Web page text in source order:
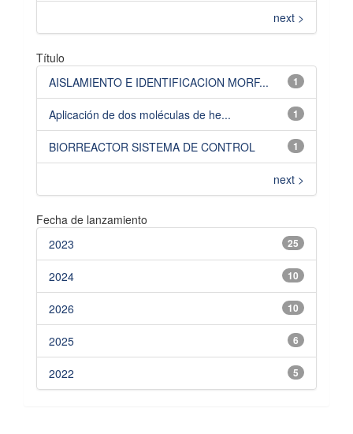
next >
Título
1
AISLAMIENTO E IDENTIFICACION MORF...
1
Aplicación de dos moléculas de he...
1
BIORREACTOR SISTEMA DE CONTROL
next >
Fecha de lanzamiento
25
2023
10
2024
10
2026
6
2025
5
2022